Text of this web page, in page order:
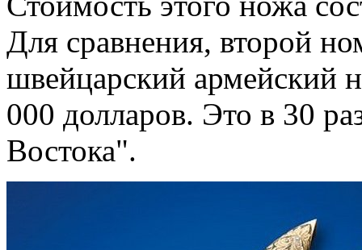
Для сравнения, второй
швейцарский армейский
000 долларов. Это в 30
Востока".